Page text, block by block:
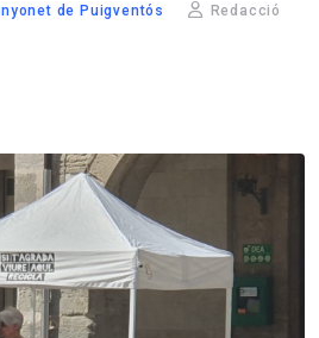
de Puigventós Redacció